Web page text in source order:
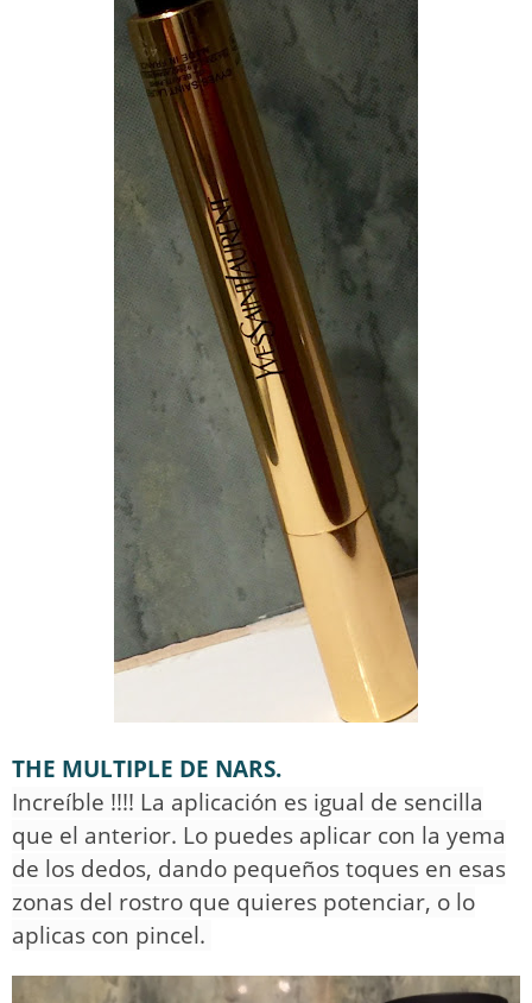
THE MULTIPLE DE NARS.
Increíble !!!! La aplicación es igual de sencilla
que el anterior. Lo puedes aplicar con la yema
de los dedos, dando pequeños toques en esas
zonas del rostro que quieres potenciar, o lo
aplicas con pincel.